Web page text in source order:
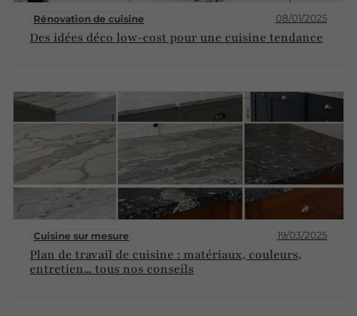
Rénovation de cuisine 08/01/2025
Des idées déco low-cost pour une cuisine tendance
Cuisine sur mesure 19/03/2025
Plan de travail de cuisine : matériaux, couleurs,
entretien... tous nos conseils